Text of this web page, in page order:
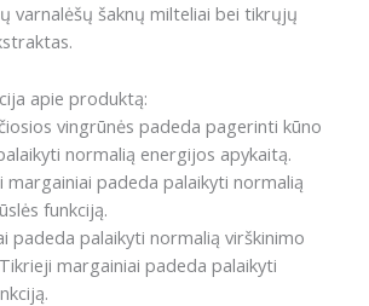
varnalėšų šaknų milteliai bei tikrųjų
apie produktą:
vingrūnės padeda pagerinti kūno
normalią energijos apykaitą.
margainiai padeda palaikyti normalią
funkciją.
padeda palaikyti normalią virškinimo
margainiai padeda palaikyti